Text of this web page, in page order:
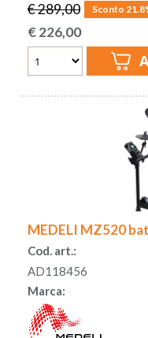
€ 289,00 Sconto
€226,00
MEDELI MZ520
Cod. art.:
AD118456
Marca: